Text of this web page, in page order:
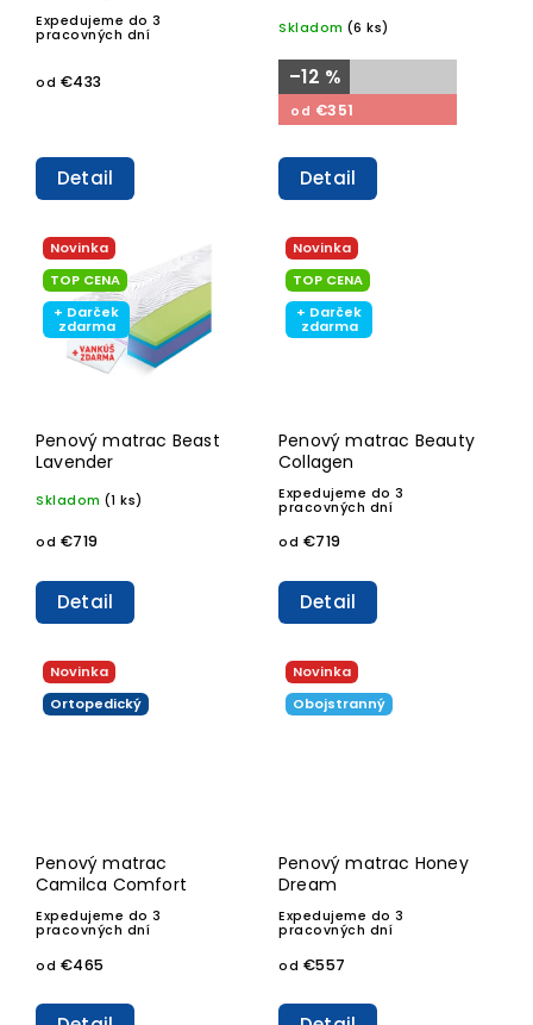
Expedujeme do 3
pracovných dní
od €433
Detail
Skladom (6 ks)
–12 %
od €351
Detail
Novinka
TOP CENA
+ Darček
zdarma
Penový matrac Beast
Lavender
Skladom (1 ks)
od €719
Detail
Novinka
TOP CENA
+ Darček
zdarma
Penový matrac Beauty
Collagen
Expedujeme do 3
pracovných dní
od €719
Detail
Novinka
Ortopedický
Penový matrac
Camilca Comfort
Expedujeme do 3
pracovných dní
od €465
Novinka
Obojstranný
Penový matrac Honey
Dream
Expedujeme do 3
pracovných dní
od €557